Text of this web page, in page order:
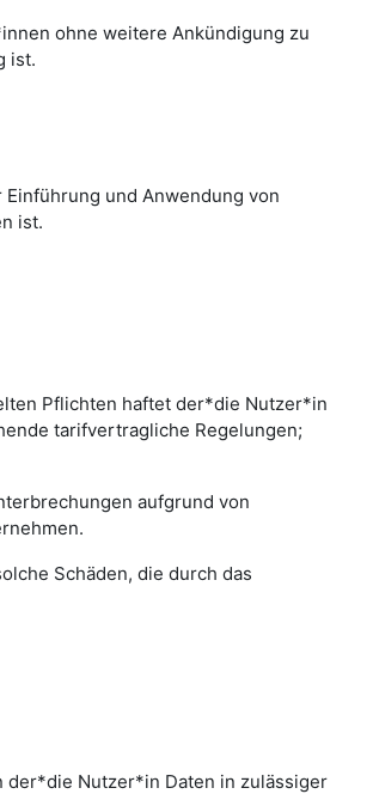
ohne weitere Ankündigung zu
ist.
und Anwendung von
ist.
Pflichten haftet der*die Nutzer*in
tarifvertragliche Regelungen;
aufgrund von
Schäden, die durch das
der*die Nutzer*in Daten in zulässiger